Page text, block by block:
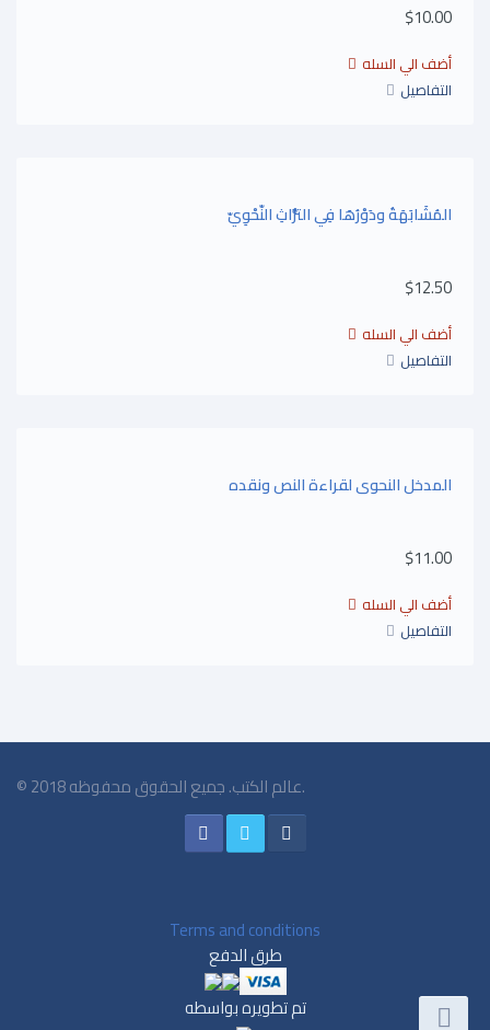
$10.00
التفاصيل
المُشَابَهَةُ ودَوْرُهَا فِي التُّرَاثِ النَّحْوِيّ
$12.50
التفاصيل
المدخل النحوى لقراءة النص ونقده
$11.00
التفاصيل
© 2018 عالم الكتب. جميع الحقوق محفوظه.
Terms and conditions
طرق الدفع
تم تطويره بواسطه